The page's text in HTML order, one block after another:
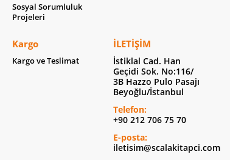
Sosyal Sorumluluk
Projeleri
Kargo
Kargo ve Teslimat
İLETIŞIM
İstiklal Cad. Han
Geçidi Sok. No:116/
3B Hazzo Pulo Pasajı
Beyoğlu/İstanbul
Telefon:
+90 212 706 75 70
E-posta:
iletisim@scalakitapci.com